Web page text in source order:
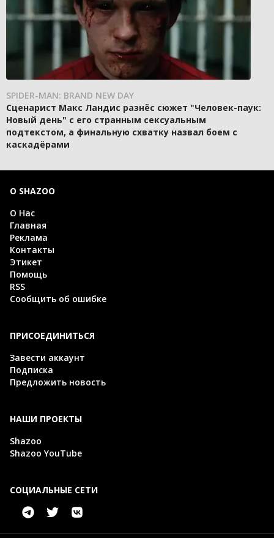
SPIDER-MAN: BRAND NEW DAY
Сценарист Макс Ландис разнёс сюжет "Человек-паук:
Новый день" с его странным сексуальным
подтекстом, а финальную схватку назвал боем с
каскадёрами
О SHAZOO
О Нас
Главная
Реклама
Контакты
Этикет
Помощь
RSS
Сообщить об ошибке
ПРИСОЕДИНИТЬСЯ
Завести аккаунт
Подписка
Предложить новость
НАШИ ПРОЕКТЫ
Shazoo
Shazoo YouTube
СОЦИАЛЬНЫЕ СЕТИ